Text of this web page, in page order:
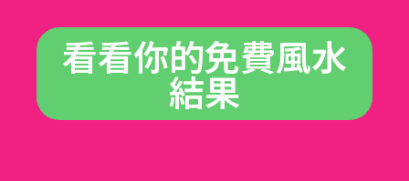
看看你的免費風水
結果